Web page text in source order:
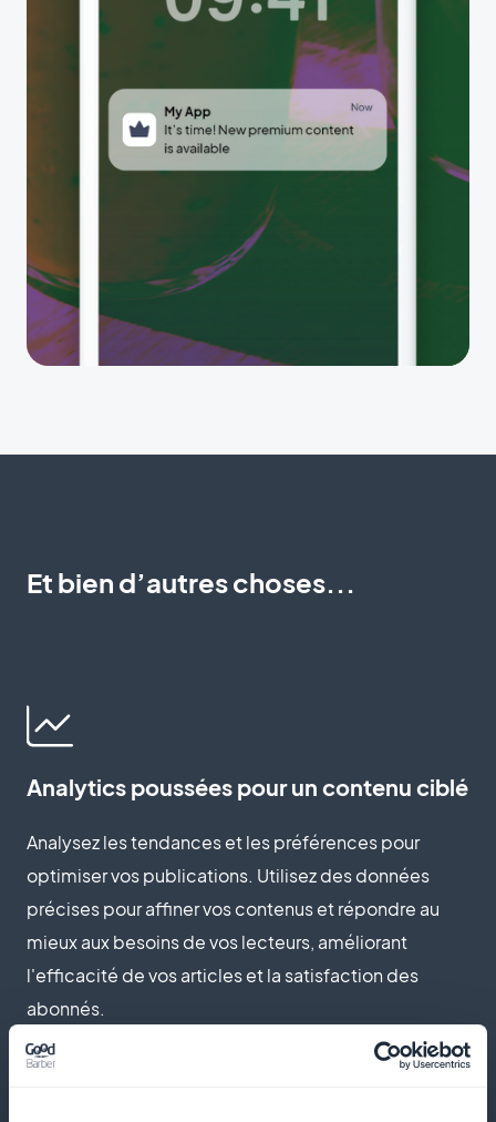
Et bien d’autres choses...
Analytics poussées pour un contenu ciblé
Analysez les tendances et les préférences pour
optimiser vos publications. Utilisez des données
précises pour affiner vos contenus et répondre au
mieux aux besoins de vos lecteurs, améliorant
l'efficacité de vos articles et la satisfaction des
abonnés.